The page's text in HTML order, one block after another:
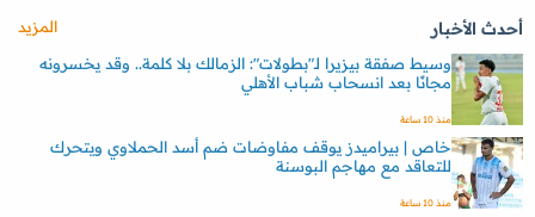
أحدث الأخبار
المزيد
وسيط صفقة بيزيرا لـ"بطولات": الزمالك بلا كلمة.. وقد يخسرونه
مجانًا بعد انسحاب شباب الأهلي
منذ 10 ساعة
خاص | بيراميدز يوقف مفاوضات ضم أسد الحملاوي ويتحرك
للتعاقد مع مهاجم البوسنة
منذ 10 ساعة